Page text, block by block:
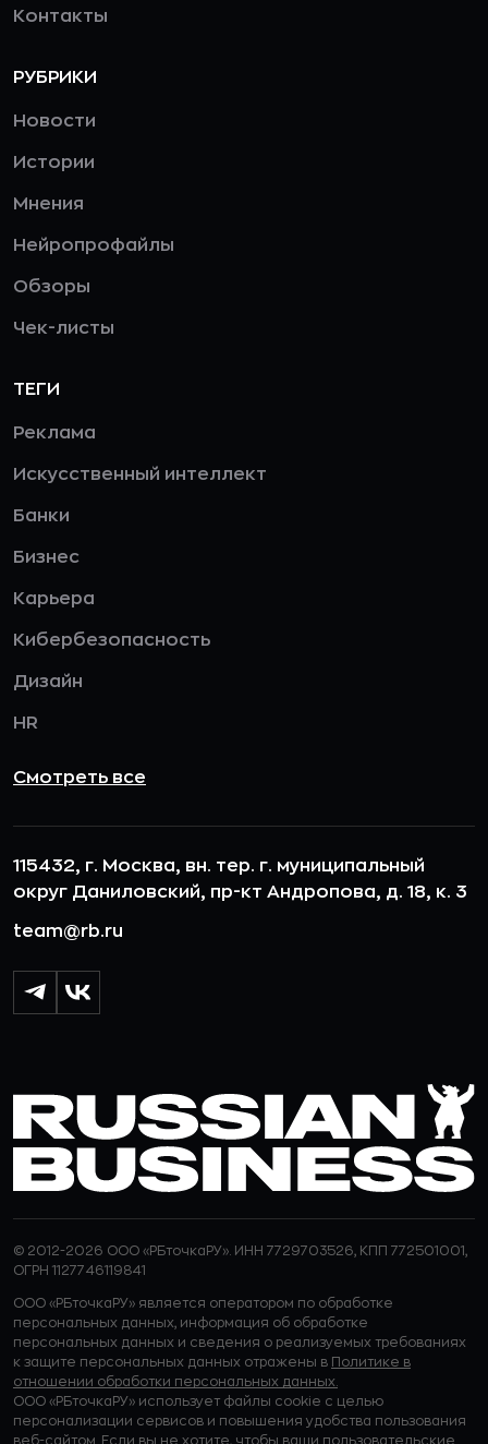
Контакты
РУБРИКИ
Новости
Истории
Мнения
Нейропрофайлы
Обзоры
Чек-листы
ТЕГИ
Реклама
Искусственный интеллект
Банки
Бизнес
Карьера
Кибербезопасность
Дизайн
HR
Смотреть все
115432, г. Москва, вн. тер. г. муниципальный
округ Даниловский, пр-кт Андропова, д. 18, к. 3
team@rb.ru
© 2012-2026 ООО «РБточкаРУ». ИНН 7729703526, КПП 772501001,
ОГРН 1127746119841
ООО «РБточкаРУ» является оператором по обработке
персональных данных, информация об обработке
персональных данных и сведения о реализуемых требованиях
к защите персональных данных отражены в Политике в
отношении обработки персональных данных.
ООО «РБточкаРУ» использует файлы cookie с целью
персонализации сервисов и повышения удобства пользования
веб-сайтом. Если вы не хотите, чтобы ваши пользовательские